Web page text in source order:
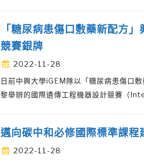
「糖尿病患傷口敷藥新配方
競賽銀牌
2022-11-28
日前中興大學iGEM隊以「糖尿病患傷口
黎舉辦的國際遺傳工程機器設計競賽（
邁向碳中和必修國際標準課程
2022-11-28